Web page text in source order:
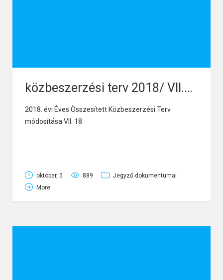
közbeszerzési terv 2018/ VII.18.
2018. évi Éves Összesített Közbeszerzési Terv
módosítása VII. 18.
október, 5 889
Jegyző dokumentumai
More